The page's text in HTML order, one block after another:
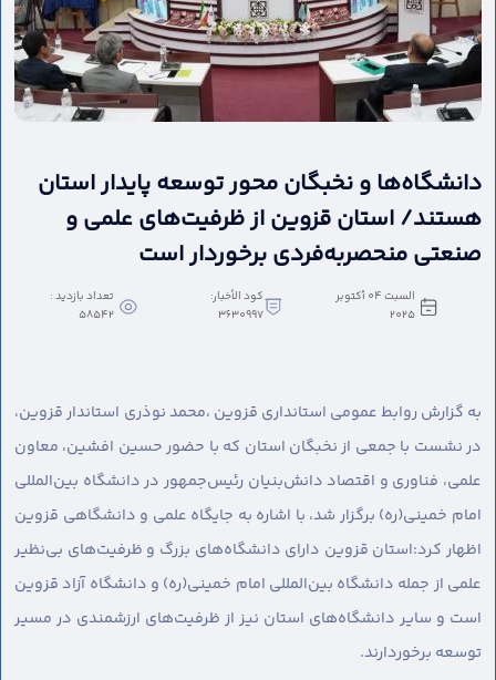
دانشگاه‌ها و نخبگان محور توسعه پایدار استان
هستند/ استان قزوین از ظرفیت‌های علمی و
صنعتی منحصربه‌فردی برخوردار است
السبت ٠٤ أكتوبر
٢٠٢٥
كود الأخبار:
3630997
تعداد بازدید :
58542
به گزارش روابط عمومی استانداری قزوین ،محمد نوذری استاندار قزوین،
در نشست با جمعی از نخبگان استان که با حضور حسین افشین، معاون
علمی، فناوری و اقتصاد دانش‌بنیان رئیس‌جمهور در دانشگاه بین‌المللی
امام خمینی(ره) برگزار شد، با اشاره به جایگاه علمی و دانشگاهی قزوین
اظهار کرد:استان قزوین دارای دانشگاه‌های بزرگ و ظرفیت‌های بی‌نظیر
علمی از جمله دانشگاه بین‌المللی امام خمینی(ره) و دانشگاه آزاد قزوین
است و سایر دانشگاه‌های استان نیز از ظرفیت‌های ارزشمندی در مسیر
توسعه برخوردارند.